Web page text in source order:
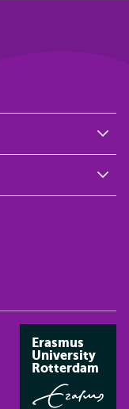
Erasmus
University
Rotterdam